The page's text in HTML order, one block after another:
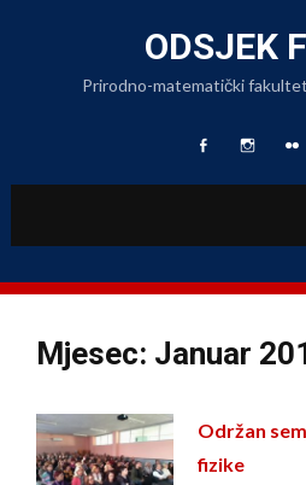
ODSJEK
Prirodno-matematički
Page
na
Mjesec: Januar
Održan
fizike